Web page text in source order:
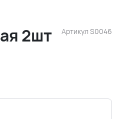
Артикул S0046
2шт